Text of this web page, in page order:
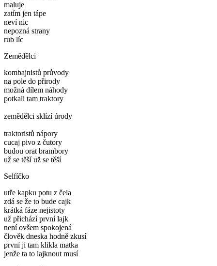
maluje
zatím jen tápe
neví nic
nepozná strany
rub líc
Zemědělci
kombajnistů průvody
na pole do přirody
možná dílem náhody
potkali tam traktory
zemědělci sklízí úrody
traktoristů nápory
cucaj pivo z čutory
budou orat brambory
už se těší už se těší
Selfíčko
utře kapku potu z čela
zdá se že to bude cajk
krátká fáze nejistoty
už přichází první lajk
není ovšem spokojená
člověk dneska hodně zkusí
první jí tam klikla matka
jenže ta to lajknout musí